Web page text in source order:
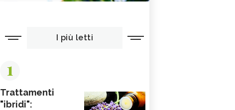
I più letti
1
Trattamenti
"ibridi":